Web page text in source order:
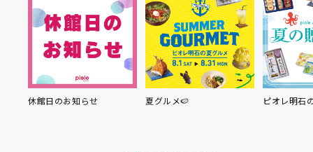
休館日のお知らせ 夏グルメ🍉 ピオレ明石